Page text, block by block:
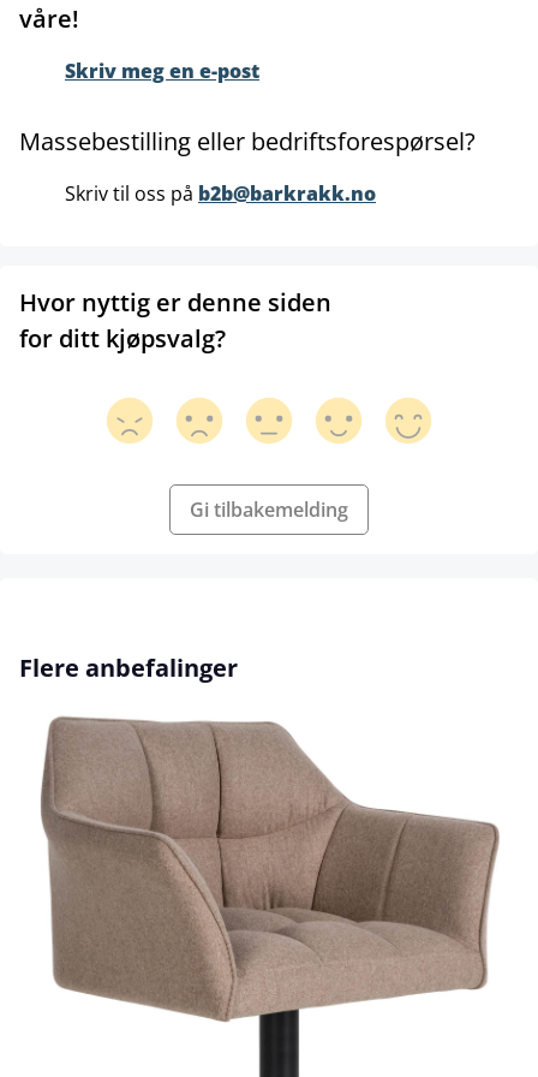
våre!
Skriv meg en e-post
Massebestilling eller bedriftsforespørsel?
Skriv til oss på b2b@barkrakk.no
Hvor nyttig er denne siden
for ditt kjøpsvalg?
Gi tilbakemelding
Hopp over produktgalleri
Flere anbefalinger